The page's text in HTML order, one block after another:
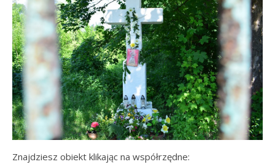
Znajdziesz obiekt klikając na współrzędne: